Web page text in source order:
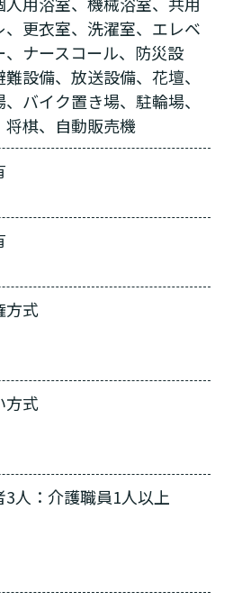
、更衣室、洗濯室、エレベ
、ナースコール、防災設
設備、放送設備、花壇、
バイク置き場、駐輪場、
将棋、自動販売機
方式
方式
3人：介護職員1人以上
適しているのは?
20種類以上あり、それぞれ
違います。
ったらいいのかわからな
まずはどんなサービスがあ
か簡単にチェックしてみま
保険サービスを紹介しま
断スタート
いずれかの判定を受
いえ or
定された
か？
の施設に移り住みた
を送るうえで誰かの
トが必要ですか？
必要ない
たいですか？
通いたい
もらいたい
受けていますか？
ど認知症の疑いはあ
たいですか？
で使いたい
に宿泊したい
すか？
護１～２